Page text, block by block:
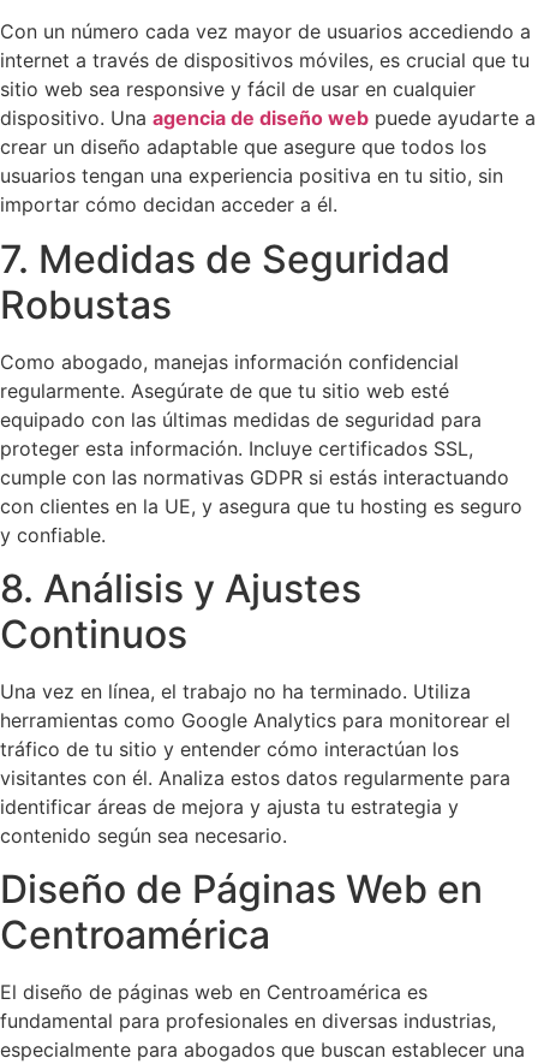
Con un número cada vez mayor de usuarios accediendo a
internet a través de dispositivos móviles, es crucial que tu
sitio web sea responsive y fácil de usar en cualquier
dispositivo. Una agencia de diseño web puede ayudarte a
crear un diseño adaptable que asegure que todos los
usuarios tengan una experiencia positiva en tu sitio, sin
importar cómo decidan acceder a él.
7. Medidas de Seguridad
Robustas
Como abogado, manejas información confidencial
regularmente. Asegúrate de que tu sitio web esté
equipado con las últimas medidas de seguridad para
proteger esta información. Incluye certificados SSL,
cumple con las normativas GDPR si estás interactuando
con clientes en la UE, y asegura que tu hosting es seguro
y confiable.
8. Análisis y Ajustes
Continuos
Una vez en línea, el trabajo no ha terminado. Utiliza
herramientas como Google Analytics para monitorear el
tráfico de tu sitio y entender cómo interactúan los
visitantes con él. Analiza estos datos regularmente para
identificar áreas de mejora y ajusta tu estrategia y
contenido según sea necesario.
Diseño de Páginas Web en
Centroamérica
El diseño de páginas web en Centroamérica es
fundamental para profesionales en diversas industrias,
especialmente para abogados que buscan establecer una